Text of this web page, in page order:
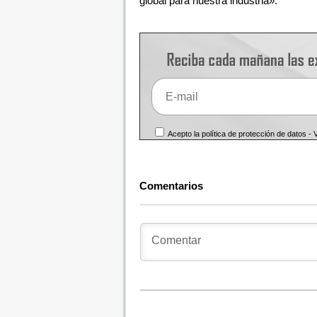
Acepto la política de protección de datos -
Comentarios